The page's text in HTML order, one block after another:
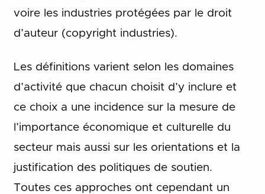
voire les industries protégées par le droit
d’auteur (copyright industries).
Les définitions varient selon les domaines
d’activité que chacun choisit d’y inclure et
ce choix a une incidence sur la mesure de
l’importance économique et culturelle du
secteur mais aussi sur les orientations et la
justification des politiques de soutien.
Toutes ces approches ont cependant un